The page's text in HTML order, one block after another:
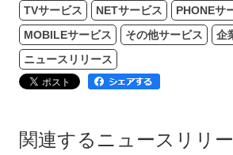
TVサービス NETサービス
PHONEサ
MOBILEサービス
その他サービス
企
ニュースリリース
関連するニュースリリ